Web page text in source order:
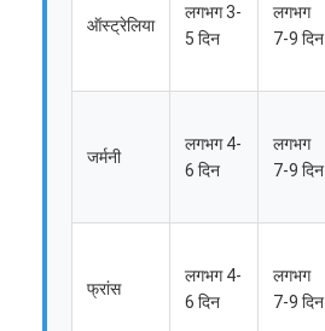
ऑस्ट्रेलिया
लगभग 3-
5 दिन
लगभग
7-9 दिन
जर्मनी
लगभग 4-
6 दिन
लगभग
7-9 दिन
फ्रांस
लगभग 4-
6 दिन
लगभग
7-9 दिन